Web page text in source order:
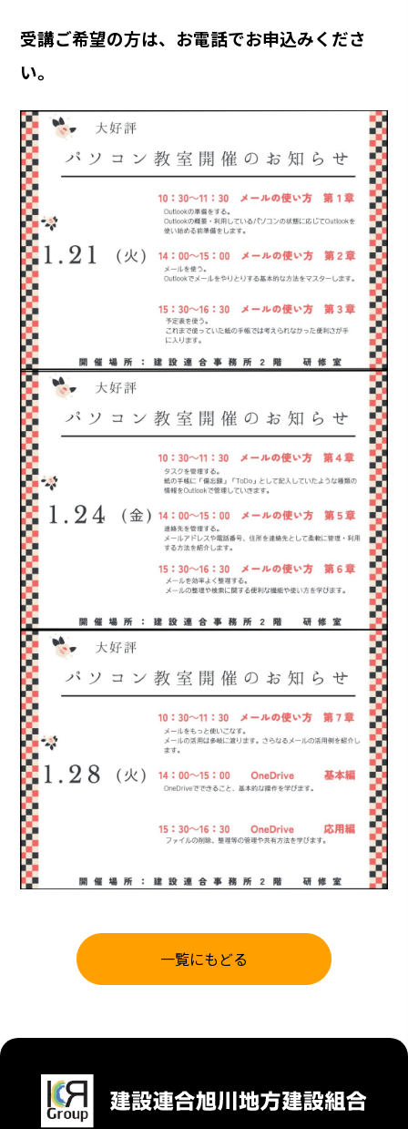
受講ご希望の方は、お電話でお申込みくださ
い。
一覧にもどる